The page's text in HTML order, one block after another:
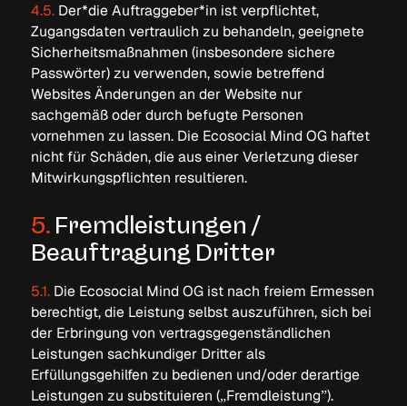
4.5.Der*die Auftraggeber*in ist verpflichtet,
Zugangsdaten vertraulich zu behandeln, geeignete
Sicherheitsmaßnahmen (insbesondere sichere
Passwörter) zu verwenden, sowie betreffend
Websites Änderungen an der Website nur
sachgemäß oder durch befugte Personen
vornehmen zu lassen. Die Ecosocial Mind OG haftet
nicht für Schäden, die aus einer Verletzung dieser
Mitwirkungspflichten resultieren.
5.Fremdleistungen /
Beauftragung Dritter
5.1.Die Ecosocial Mind OG ist nach freiem Ermessen
berechtigt, die Leistung selbst auszuführen, sich bei
der Erbringung von vertragsgegenständlichen
Leistungen sachkundiger Dritter als
Erfüllungsgehilfen zu bedienen und/oder derartige
Leistungen zu substituieren („Fremdleistung”).